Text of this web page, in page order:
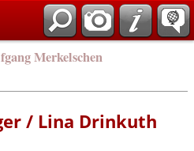
Merkelschen
/ Lina Drinkuth